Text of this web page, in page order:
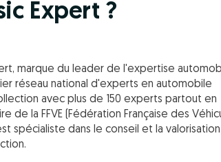
Expert ?
marque du leader de l'expertise
réseau national d'experts en automobile
avec plus de 150 experts partout en
de la FFVE (Fédération Française des
spécialiste dans le conseil et la valorisation